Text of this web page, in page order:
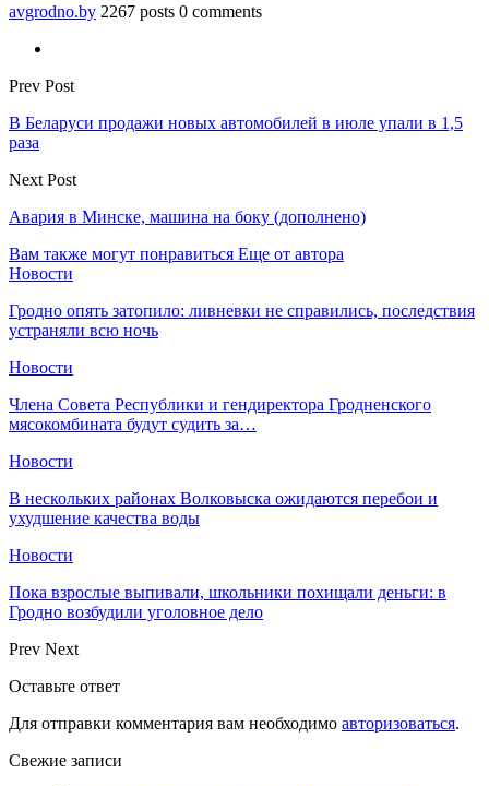
avgrodno.by 2267 posts 0 comments
Prev Post
В Беларуси продажи новых автомобилей в июле упали в 1,5
раза
Next Post
Авария в Минске, машина на боку (дополнено)
Вам также могут понравиться Еще от автора
Новости
Гродно опять затопило: ливневки не справились, последствия
устраняли всю ночь
Новости
Члена Совета Республики и гендиректора Гродненского
мясокомбината будут судить за…
Новости
В нескольких районах Волковыска ожидаются перебои и
ухудшение качества воды
Новости
Пока взрослые выпивали, школьники похищали деньги: в
Гродно возбудили уголовное дело
Prev Next
Оставьте ответ
Для отправки комментария вам необходимо авторизоваться.
Свежие записи